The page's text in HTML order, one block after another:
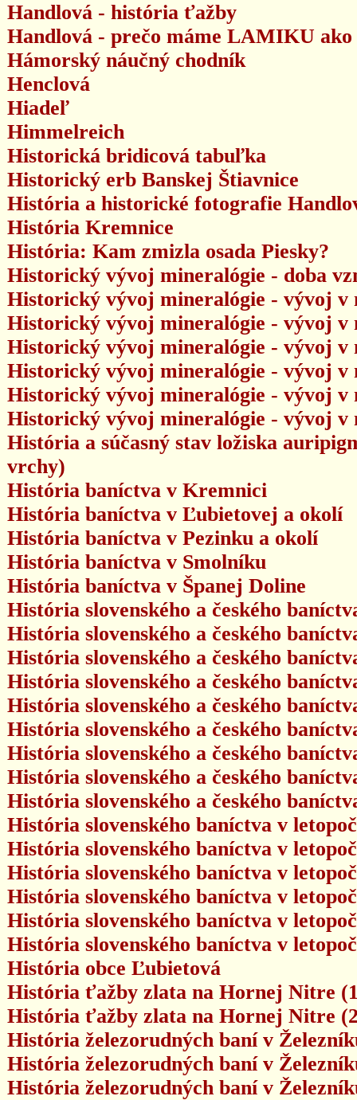
Handlová - história ťažby
Handlová - prečo máme LAMIKU
Hámorský náučný chodník
Henclová
Hiadeľ
Himmelreich
Historická bridicová tabuľka
Historický erb Banskej Štiavnice
História a historické fotografie
História Kremnice
História: Kam zmizla osada Piesky?
Historický vývoj mineralógie - doba
Historický vývoj mineralógie - vývoj v
Historický vývoj mineralógie - vývoj v
Historický vývoj mineralógie - vývoj v
Historický vývoj mineralógie - vývoj v
Historický vývoj mineralógie - vývoj v
Historický vývoj mineralógie - vývoj v
História a súčasný stav ložiska
vrchy)
História baníctva v Kremnici
História baníctva v Ľubietovej a okolí
História baníctva v Pezinku a okolí
História baníctva v Smolníku
História baníctva v Španej Doline
História slovenského a českého
História slovenského a českého
História slovenského a českého
História slovenského a českého
História slovenského a českého
História slovenského a českého
História slovenského a českého
História slovenského a českého
História slovenského a českého
História slovenského baníctva v
História slovenského baníctva v
História slovenského baníctva v
História slovenského baníctva v
História slovenského baníctva v
História slovenského baníctva v
História obce Ľubietová
História ťažby zlata na Hornej Nitre
História ťažby zlata na Hornej Nitre
História železorudných baní v
História železorudných baní v
História železorudných baní v